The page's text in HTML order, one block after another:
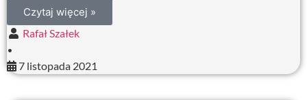
Czytaj więcej »
Rafał Szałek
•
7 listopada 2021